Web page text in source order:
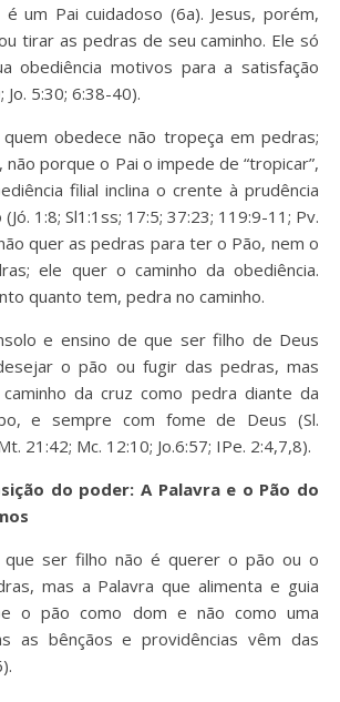
um Pai cuidadoso (6a). Jesus, porém,
tirar as pedras de seu caminho. Ele só
obediência motivos para a satisfação
5:30; 6:38-40).
quem obedece não tropeça em pedras;
porque o Pai o impede de “tropicar”,
filial inclina o crente à prudência
1:8; Sl1:1ss; 17:5; 37:23; 119:9-11; Pv.
quer as pedras para ter o Pão, nem o
ele quer o caminho da obediência.
quanto tem, pedra no caminho.
e ensino de que ser filho de Deus
o pão ou fugir das pedras, mas
da cruz como pedra diante da
e sempre com fome de Deus (Sl.
21:42; Mc. 12:10; Jo.6:57; IPe. 2:4,7,8).
do poder: A Palavra e o Pão do
que ser filho não é querer o pão ou o
mas a Palavra que alimenta e guia
o pão como dom e não como uma
as bênçãos e providências vêm das